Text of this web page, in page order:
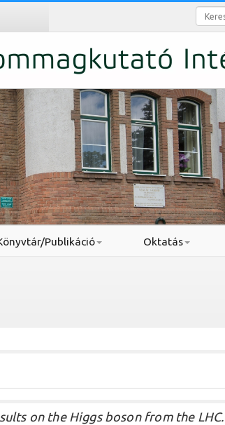
Kereső
Publikáció Oktatás
on the Higgs boson from the LHC.